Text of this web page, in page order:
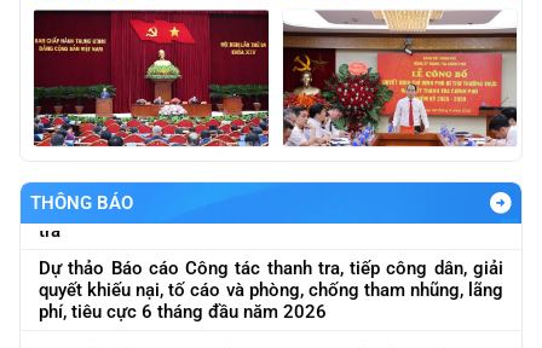
THÔNG BÁO
Thông báo báo giá nội dung "Thực hiện đánh giá nội bộ
về ATTT các hệ thống của ngành theo quy định ATTT
được ban hàng và quy định của pháp luật
Thông báo về việc báo giá nội dung "Mua phần mềm diệt
virut bản quyền quản lý tập trung"
dự án "Xây dựng Nền tảng dữ liệu số của ngành Thanh
tra"
quyết khiếu nại, tố cáo và phòng, chống tham nhũng, lãng
phí, tiêu cực 6 tháng đầu năm 2026